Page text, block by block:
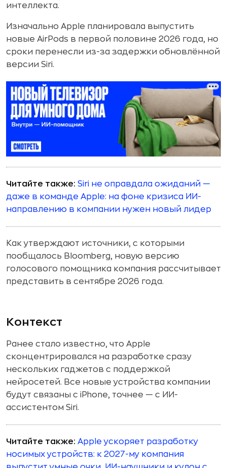
интеллекта.
Изначально Apple планировала выпустить
новые AirPods в первой половине 2026 года, но
сроки перенесли из-за задержки обновлённой
версии Siri.
Читайте также: Siri не оправдала ожиданий —
даже в команде Apple: на фоне кризиса ИИ-
направлению в компании нужен новый лидер
Как утверждают источники, с которыми
пообщалось Bloomberg, новую версию
голосового помощника компания рассчитывает
представить в сентябре 2026 года.
Контекст
Ранее стало известно, что Apple
сконцентрировался на разработке сразу
нескольких гаджетов с поддержкой
нейросетей. Все новые устройства компании
будут связаны с iPhone, точнее — с ИИ-
ассистентом Siri.
Читайте также: Apple ускоряет разработку
носимых устройств: к 2027-му компания